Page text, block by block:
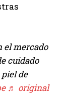
el mercado
cuidado
de
♬ original